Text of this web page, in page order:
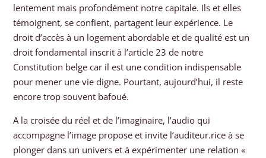
lentement mais profondément notre capitale. Ils et elles
témoignent, se confient, partagent leur expérience. Le
droit d’accès à un logement abordable et de qualité est un
droit fondamental inscrit à l’article 23 de notre
Constitution belge car il est une condition indispensable
pour mener une vie digne. Pourtant, aujourd’hui, il reste
encore trop souvent bafoué.
A la croisée du réel et de l’imaginaire, l’audio qui
accompagne l’image propose et invite l’auditeur.rice à se
plonger dans un univers et à expérimenter une relation «